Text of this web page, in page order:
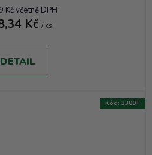
Kč včetně DPH
Kč / ks
DETAIL
Kód: 3300T